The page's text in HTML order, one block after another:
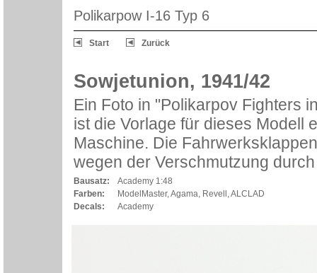
Polikarpow I-16 Typ 6
Start Zurück
Sowjetunion, 1941/42
Ein Foto in "Polikarpov Fighters
ist die Vorlage für dieses Modell
Maschine. Die
wegen der Verschmutzung
Bausatz:
Academy 1:48
Farben:
ModelMaster, Agama, Revell, ALCLAD
Decals:
Academy